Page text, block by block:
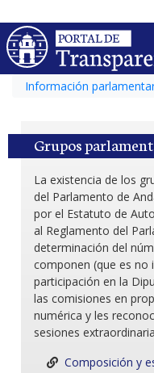
Información
Grupos
La existencia de los
del Parlamento de
por el Estatuto de
al Reglamento del
determinación del
componen (que es no
participación en la
las comisiones en
numérica y les
sesiones
Composición y